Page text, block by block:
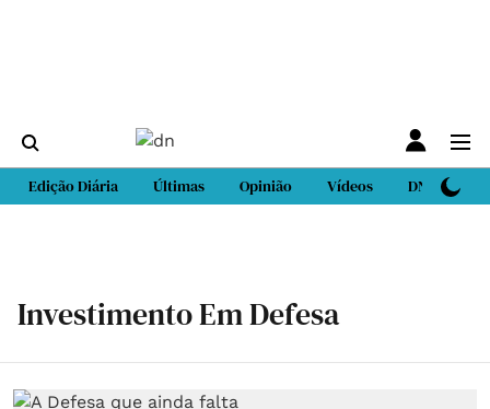
Edição Diária Últimas Opinião Vídeos DN Sport
Investimento Em Defesa